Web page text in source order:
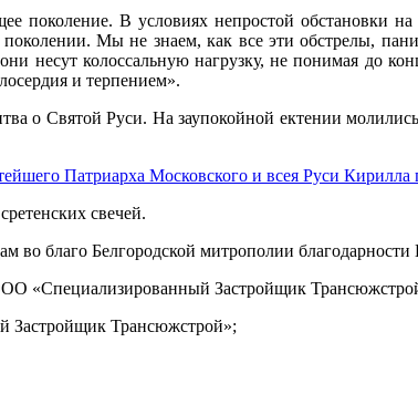
поколение. В условиях непростой обстановки
Мы не знаем, как все эти обстрелы,
несут колоссальную нагрузку, не понимая до
и терпением».
о Святой Руси. На заупокойной ектении
Патриарха Московского и всея Руси
свечей.
благо Белгородской митрополии
«Специализированный Застройщик
Застройщик Трансюжстрой»;